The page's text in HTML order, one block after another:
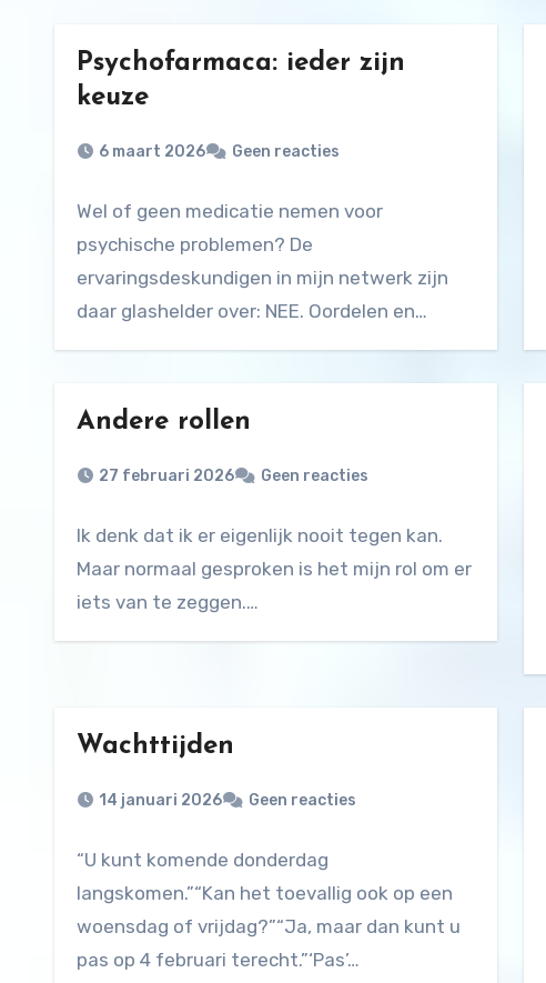
Psychofarmaca: ieder zijn
keuze
6 maart 2026 Geen reacties
Wel of geen medicatie nemen voor
psychische problemen? De
ervaringsdeskundigen in mijn netwerk zijn
daar glashelder over: NEE. Oordelen en
stigma’s over…
Andere rollen
27 februari 2026 Geen reacties
Ik denk dat ik er eigenlijk nooit tegen kan.
Maar normaal gesproken is het mijn rol om er
iets van te zeggen.…
Wachttijden
14 januari 2026 Geen reacties
“U kunt komende donderdag
langskomen.”“Kan het toevallig ook op een
woensdag of vrijdag?”“Ja, maar dan kunt u
pas op 4 februari terecht.”‘Pas’…